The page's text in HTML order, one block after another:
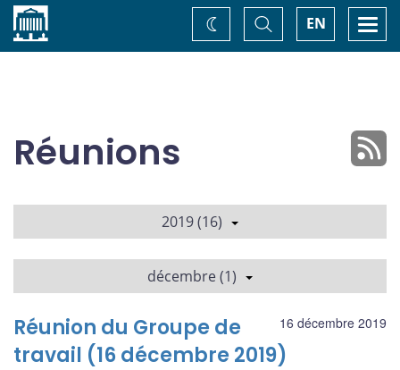
Accueil EN
Basculer
la
recherche
Changez
de
Réunions
2019 (16)
décembre (1)
16 décembre 2019
Réunion du Groupe de
travail (16 décembre 2019)